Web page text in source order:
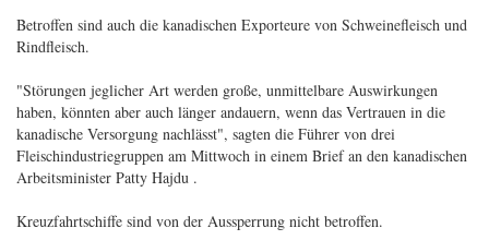
Betroffen sind auch die kanadischen Exporteure von Schweinefleisch und
Rindfleisch.
"Störungen jeglicher Art werden große, unmittelbare Auswirkungen
haben, könnten aber auch länger andauern, wenn das Vertrauen in die
kanadische Versorgung nachlässt", sagten die Führer von drei
Fleischindustriegruppen am Mittwoch in einem Brief an den kanadischen
Arbeitsminister Patty Hajdu .
Kreuzfahrtschiffe sind von der Aussperrung nicht betroffen.